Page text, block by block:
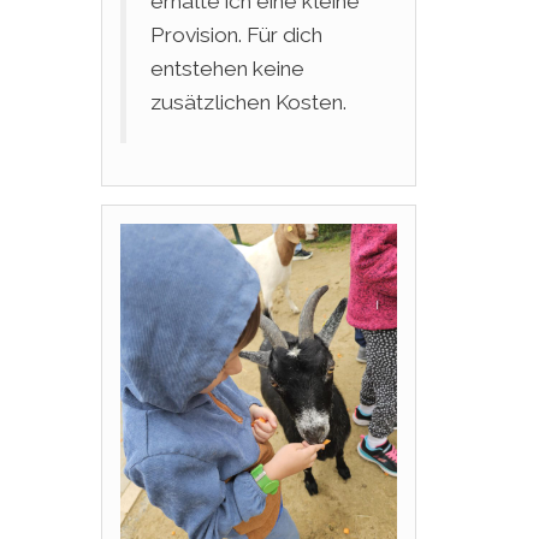
Provision. Für dich
entstehen keine
zusätzlichen Kosten.